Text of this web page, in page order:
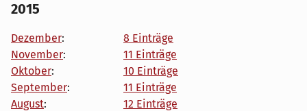
2015
Dezember:
8 Einträge
November:
11 Einträge
Oktober:
10 Einträge
September:
11 Einträge
August:
12 Einträge